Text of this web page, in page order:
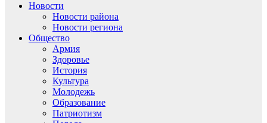
Новости
Новости района
Новости региона
Общество
Армия
Здоровье
История
Культура
Молодежь
Образование
Патриотизм